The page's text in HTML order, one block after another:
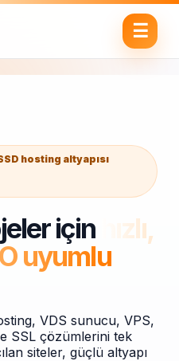
hosting altyapısı
için
hızlı,
uyumlu
VDS sunucu, VPS,
SSL çözümlerini tek
siteler, güçlü altyapı